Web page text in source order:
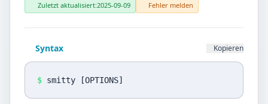
Datenschutz
DE EN
Zuletzt aktualisiert:2025-09-09 Fehler melden
Syntax Kopieren
$ smitty [OPTIONS]